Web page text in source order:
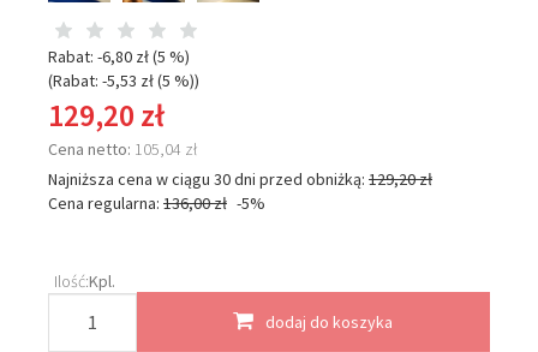
Rabat: -6,80 zł(5 %)
(Rabat: -5,53 zł(5 %))
129,20 zł
Cena netto: 105,04 zł
Najniższa cena w ciągu 30 dni przed obniżką: 129,20 zł
Cena regularna: 136,00 zł -5%
Ilość:Kpl.
dodaj do koszyka